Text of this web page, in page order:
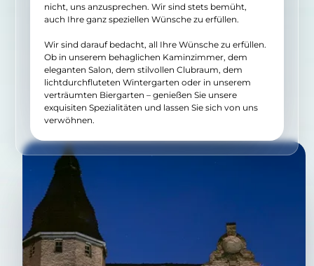
nicht, uns anzusprechen. Wir sind stets bemüht,
auch Ihre ganz speziellen Wünsche zu erfüllen.
Wir sind darauf bedacht, all Ihre Wünsche zu erfüllen.
Ob in unserem behaglichen Kaminzimmer, dem
eleganten Salon, dem stilvollen Clubraum, dem
lichtdurchfluteten Wintergarten oder in unserem
verträumten Biergarten – genießen Sie unsere
exquisiten Spezialitäten und lassen Sie sich von uns
verwöhnen.